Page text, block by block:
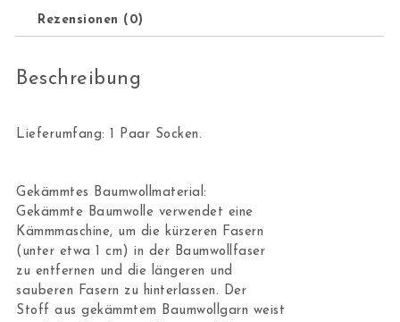
Rezensionen (0)
Beschreibung
Lieferumfang: 1 Paar Socken.
Gekämmtes Baumwollmaterial:
Gekämmte Baumwolle verwendet eine
Kämmmaschine, um die kürzeren Fasern
(unter etwa 1 cm) in der Baumwollfaser
zu entfernen und die längeren und
sauberen Fasern zu hinterlassen. Der
Stoff aus gekämmtem Baumwollgarn weist